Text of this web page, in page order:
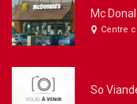
Mc
Centre
So